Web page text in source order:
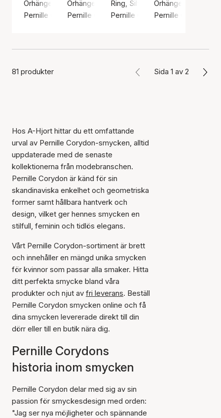
Örhängen, Silverfärg / Silver sterling 925
Pernille Corydon
Örhängen, Silverfärg / Silver sterling 925
Pernille Corydon
Ring, Silverfärg / Silver sterling
Pernille Corydon
Örhängen,
Pernille Corydon
81 produkter Sida 1 av 2
Hos A-Hjort hittar du ett omfattande
urval av Pernille Corydon-smycken, alltid
uppdaterade med de senaste
kollektionerna från modebranschen.
Pernille Corydon är känd för sin
skandinaviska enkelhet och geometriska
former samt hållbara hantverk och
design, vilket ger hennes smycken en
stilfull, feminin och tidlös elegans.
Vårt Pernille Corydon-sortiment är brett
och innehåller en mängd unika smycken
för kvinnor som passar alla smaker. Hitta
ditt perfekta smycke bland våra
produkter och njut av fri leverans. Beställ
Pernille Corydon smycken online och få
dina smycken levererade direkt till din
dörr eller till en butik nära dig.
Pernille Corydons
historia inom smycken
Pernille Corydon delar med sig av sin
passion för smyckesdesign med orden:
"Jag ser nya möjligheter och spännande